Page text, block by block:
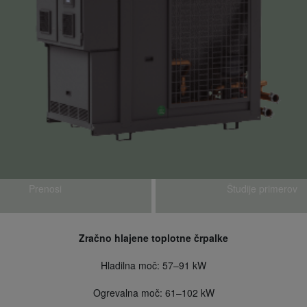
Zračno hlajene toplotne črpalke
Hladilna moč: 57–91 kW
Ogrevalna moč: 61–102 kW